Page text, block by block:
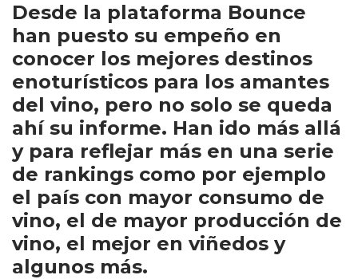
Desde la plataforma Bounce
han puesto su empeño en
conocer los mejores destinos
enoturísticos para los amantes
del vino, pero no solo se queda
ahí su informe. Han ido más allá
y para reflejar más en una serie
de rankings como por ejemplo
el país con mayor consumo de
vino, el de mayor producción de
vino, el mejor en viñedos y
algunos más.